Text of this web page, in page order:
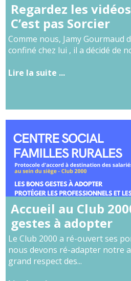
Regardez les
C’est pas Sorcier
Comme nous, Jamy Gourmaud
confiné chez lui , il a décidé de
Lire la suite ...
Accueil au Club
gestes à adopter
Le Club 2000 a ré-ouvert ses
nous devons ré-adapter notre
grand respect des...